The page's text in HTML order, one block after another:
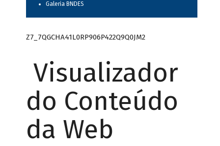
Galeria BNDES
Z7_7QGCHA41L0RP906P422Q9Q0JM2
Visualizador
do Conteúdo
da Web